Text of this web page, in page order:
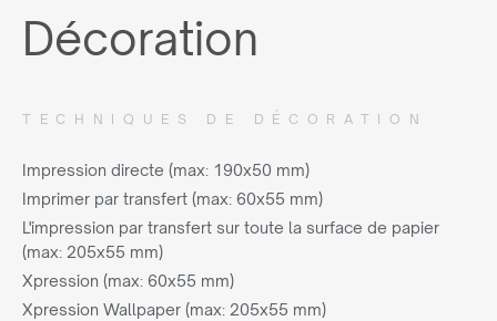
Décoration
TECHNIQUES DE DÉCORATION
Impression directe (max: 190x50 mm)
Imprimer par transfert (max: 60x55 mm)
L'impression par transfert sur toute la surface de papier
(max: 205x55 mm)
Xpression (max: 60x55 mm)
Xpression Wallpaper (max: 205x55 mm)